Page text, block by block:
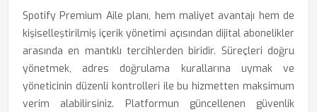
Spotify Premium Aile planı, hem maliyet avantajı hem de
kişiselleştirilmiş içerik yönetimi açısından dijital abonelikler
arasında en mantıklı tercihlerden biridir. Süreçleri doğru
yönetmek, adres doğrulama kurallarına uymak ve
yöneticinin düzenli kontrolleri ile bu hizmetten maksimum
verim alabilirsiniz. Platformun güncellenen güvenlik